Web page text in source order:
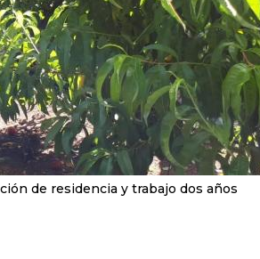
de residencia y trabajo dos años